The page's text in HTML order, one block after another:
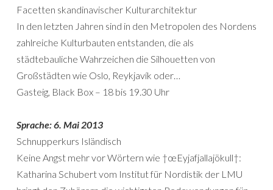
Facetten skandinavischer Kulturarchitektur
In den letzten Jahren sind in den Metropolen des Nordens
zahlreiche Kulturbauten entstanden, die als
städtebauliche Wahrzeichen die Silhouetten von
Großstädten wie Oslo, Reykjavík oder…
Gasteig, Black Box – 18 bis 19.30 Uhr
Sprache: 6. Mai 2013
Schnupperkurs Isländisch
Keine Angst mehr vor Wörtern wie †œEyjafjallajökull†:
Katharina Schubert vom Institut für Nordistik der LMU